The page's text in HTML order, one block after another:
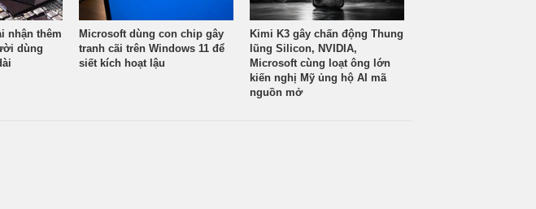
nhận thêm
dùng
Microsoft dùng con chip gây
tranh cãi trên Windows 11 để
siết kích hoạt lậu
Kimi K3 gây chấn động Thung
lũng Silicon, NVIDIA,
Microsoft cùng loạt ông lớn
kiến nghị Mỹ ủng hộ AI mã
nguồn mở